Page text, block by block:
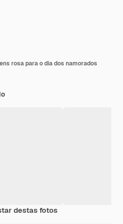
rosa para o dia dos namorados
destas fotos